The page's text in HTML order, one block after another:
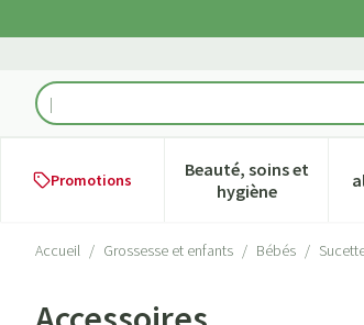
Rechercher
Promotions
Beauté, soins et
hygiène
Afficher le
Accueil / Grossesse et enfants / Bébés /